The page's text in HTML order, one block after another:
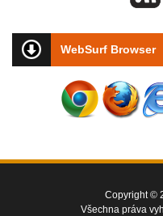
WebSurf Browser
Copyright ©
Všechna práva